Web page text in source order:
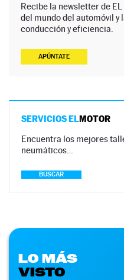
Recibe la newsletter de
del mundo del automóvil
conducción y eficiencia.
APÚNTATE
SERVICIOS ELMOTOR
Encuentra los mejores
neumáticos…
BUSCAR
LO MÁS
VISTO